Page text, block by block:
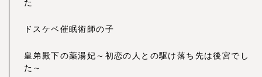
ドスケベ催眠術師の子
皇弟殿下の薬湯妃～初恋の人との駆け落ち先は後宮でし
た～